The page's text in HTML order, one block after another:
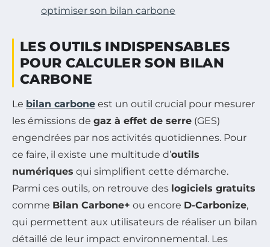
optimiser son bilan carbone
LES OUTILS INDISPENSABLES
POUR CALCULER SON BILAN
CARBONE
Le bilan carbone est un outil crucial pour mesurer
les émissions de gaz à effet de serre (GES)
engendrées par nos activités quotidiennes. Pour
ce faire, il existe une multitude d’outils
numériques qui simplifient cette démarche.
Parmi ces outils, on retrouve des logiciels gratuits
comme Bilan Carbone+ ou encore D-Carbonize,
qui permettent aux utilisateurs de réaliser un bilan
détaillé de leur impact environnemental. Les